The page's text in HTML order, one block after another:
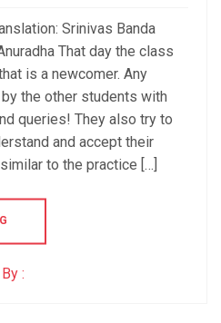
Srinivas Banda
That day the class
is a newcomer. Any
the other students with
queries! They also try to
and accept their
to the practice […]
: